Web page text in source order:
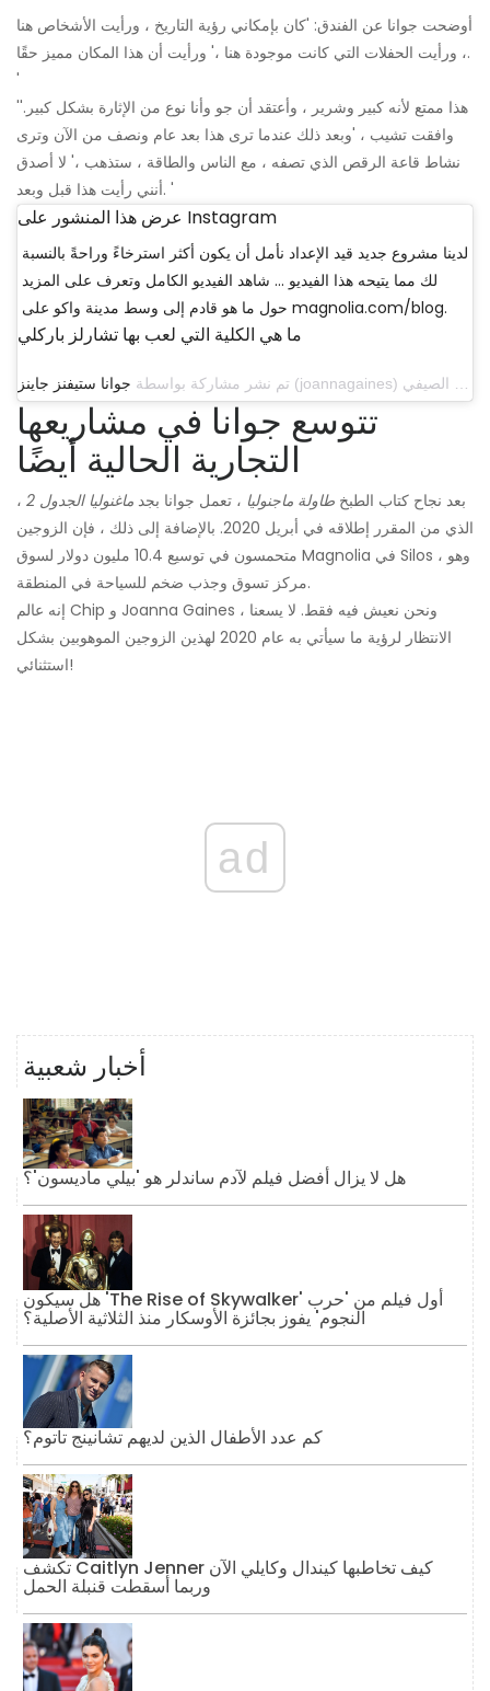
أوضحت جوانا عن الفندق: 'كان بإمكاني رؤية التاريخ ، ورأيت الأشخاص هنا
، ورأيت الحفلات التي كانت موجودة هنا ،' ورأيت أن هذا المكان مميز حقًا.
'
'هذا ممتع لأنه كبير وشرير ، وأعتقد أن جو وأنا نوع من الإثارة بشكل كبير.'
وافقت تشيب ، 'وبعد ذلك عندما ترى هذا بعد عام ونصف من الآن وترى
نشاط قاعة الرقص الذي تصفه ، مع الناس والطاقة ، ستذهب ،' لا أصدق
أنني رأيت هذا قبل وبعد. '
عرض هذا المنشور على Instagram
لدينا مشروع جديد قيد الإعداد نأمل أن يكون أكثر استرخاءً وراحةً بالنسبة
لك مما يتيحه هذا الفيديو ... شاهد الفيديو الكامل وتعرف على المزيد
حول ما هو قادم إلى وسط مدينة واكو على magnolia.com/blog.
ما هي الكلية التي لعب بها تشارلز باركلي
تم نشر مشاركة بواسطة جوانا ستيفنز جاينز
تتوسع جوانا في مشاريعها
التجارية الحالية أيضًا
بعد نجاح كتاب الطبخ طاولة ماجنوليا ، تعمل جوانا بجد ماغنوليا الجدول 2
،
الذي من المقرر إطلاقه في أبريل 2020. بالإضافة إلى ذلك ، فإن الزوجين
متحمسون في توسيع 10.4 مليون دولار لسوق Magnolia في Silos ، وهو
مركز تسوق وجذب ضخم للسياحة في المنطقة.
إنه عالم Chip و Joanna Gaines ، ونحن نعيش فيه فقط. لا يسعنا
الانتظار لرؤية ما سيأتي به عام 2020 لهذين الزوجين الموهوبين بشكل
استثنائي!
ad
أخبار شعبية
هل لا يزال أفضل فيلم لآدم ساندلر هو 'بيلي ماديسون'؟
هل سيكون 'The Rise of Skywalker' أول فيلم من 'حرب
النجوم' يفوز بجائزة الأوسكار منذ الثلاثية الأصلية؟
كم عدد الأطفال الذين لديهم تشانينج تاتوم؟
تكشف Caitlyn Jenner كيف تخاطبها كيندال وكايلي الآن
وربما أسقطت قنبلة الحمل